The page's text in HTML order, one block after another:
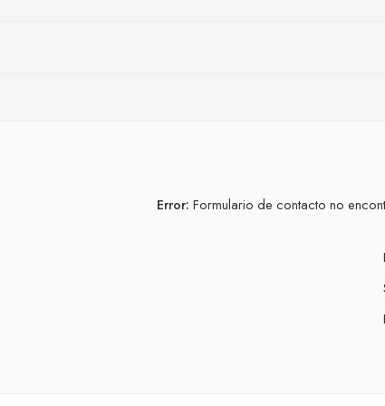
Error: Formulario de contacto no